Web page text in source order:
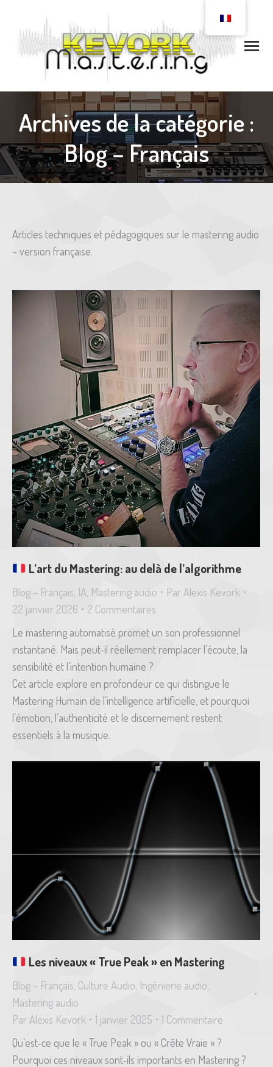
Archives de la catégorie :
Blog – Français
Articles techniques et pédagogiques sur le mastering audio
– version française.
L’art du Mastering: au delà de l’algorithme
Blog – Français IA Mastering audio Par Alexis Kevork
22 janvier 2026
2 Commentaires
Le mastering automatisé promet un son professionnel
instantané. Mais peut-il réellement remplacer l’écoute, la
sensibilité et l’intention humaine ?
Cet article explore en profondeur ce qui distingue le
Mastering Humain de l’intelligence artificielle, et pourquoi
l’émotion, l’authenticité et le discernement restent
essentiels à la musique.
Les niveaux « True Peak » en Mastering
Blog – Français Culture Audio Ingénierie audio
Mastering audio
Par Alexis Kevork 1 janvier 2025
1 Commentaire
Qu’est-ce que le « True Peak » ou « Crête Vraie » ?
Pourquoi ces niveaux sont-ils importants en Mastering ?